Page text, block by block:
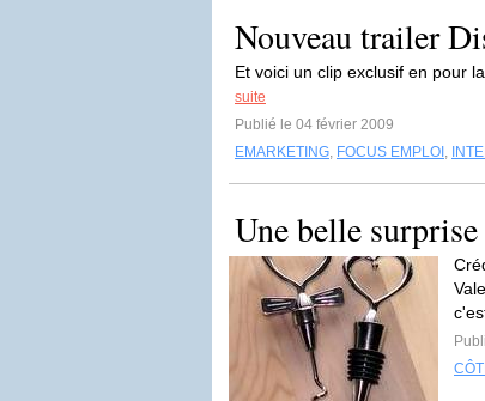
Nouveau trailer
Et voici un clip exclusif en pour
suite
Publié le 04 février 2009
EMARKETING, FOCUS EMPLOI ,
Une belle